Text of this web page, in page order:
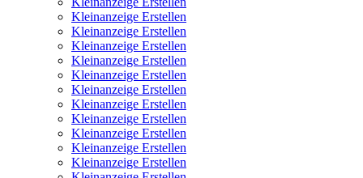
Kleinanzeige Erstellen
Kleinanzeige Erstellen
Kleinanzeige Erstellen
Kleinanzeige Erstellen
Kleinanzeige Erstellen
Kleinanzeige Erstellen
Kleinanzeige Erstellen
Kleinanzeige Erstellen
Kleinanzeige Erstellen
Kleinanzeige Erstellen
Kleinanzeige Erstellen